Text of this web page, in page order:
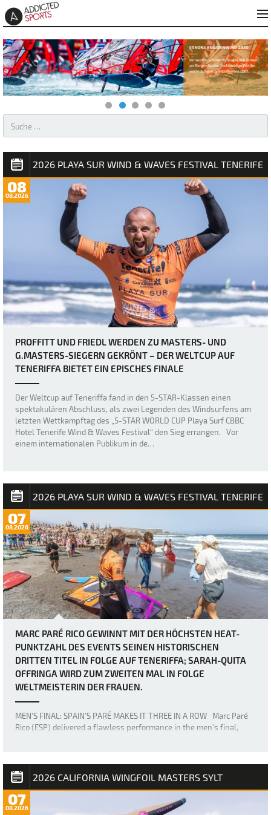
AKTUELLES – WINDSURFEN & KITESURFEN
2026 PLAYA SUR WIND & WAVES FESTIVAL TENERIFE
08
08.2026
PROFFITT UND FRIEDL WERDEN ZU MASTERS- UND
G.MASTERS-SIEGERN GEKRÖNT – DER WELTCUP AUF
TENERIFFA BIETET EIN EPISCHES FINALE
Der Weltcup auf Teneriffa fand in den 5-STAR-Klassen einen
spektakulären Abschluss, als zwei Legenden des Windsurfens am
letzten Wettkampftag des „5-STAR WORLD CUP Playa Surf CBBC
Hotel Tenerife Wind & Waves Festival“ den Sieg errangen. Vor
einem internationalen Publikum in de…
2026 PLAYA SUR WIND & WAVES FESTIVAL TENERIFE
07
08.2026
MARC PARÉ RICO GEWINNT MIT DER HÖCHSTEN HEAT-
PUNKTZAHL DES EVENTS SEINEN HISTORISCHEN
DRITTEN TITEL IN FOLGE AUF TENERIFFA; SARAH-QUITA
OFFRINGA WIRD ZUM ZWEITEN MAL IN FOLGE
WELTMEISTERIN DER FRAUEN.
MEN'S FINAL: SPAIN'S PARÉ MAKES IT THREE IN A ROW Marc Paré
Rico (ESP) delivered a flawless performance in the men's final,
perfect 10's - to win T…
2026 CALIFORNIA WINGFOIL MASTERS SYLT
07
08.2026